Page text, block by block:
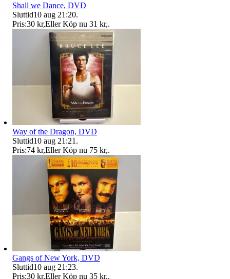
Shall we Dance, DVD
Sluttid10 aug 21:20.
Pris:30 kr,Eller Köp nu 31 kr,.
Way of the Dragon, DVD
Sluttid10 aug 21:21 .
Pris:74 kr,Eller Köp nu 75 kr,.
Gangs of New York, DVD
Sluttid10 aug 21:23.
Pris:30 kr,Eller Köp nu 35 kr,.